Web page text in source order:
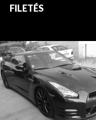
FILETÉS